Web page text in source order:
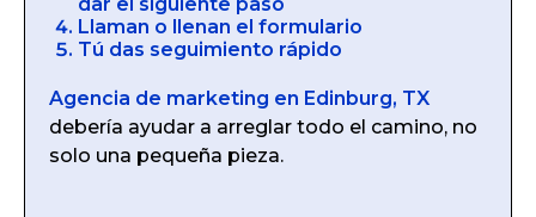
Llaman o llenan el formulario
Tú das seguimiento rápido
Agencia de marketing en Edinburg, TX
debería ayudar a arreglar todo el camino, no
solo una pequeña pieza.